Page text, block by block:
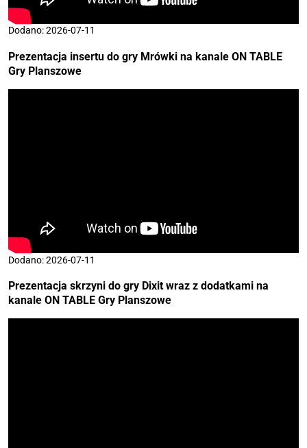
Dodano: 2026-07-11
Prezentacja insertu do gry Mrówki na kanale ON TABLE
Gry Planszowe
Dodano: 2026-07-11
Prezentacja skrzyni do gry Dixit wraz z dodatkami na
kanale ON TABLE Gry Planszowe